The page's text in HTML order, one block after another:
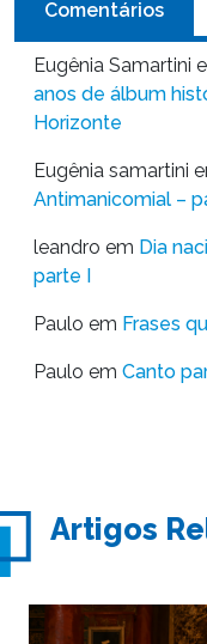
Comentários
Eugênia Samartini
anos de álbum
Horizonte
Eugênia samartini
Antimanicomial –
leandro em Dia
parte I
Paulo em Frases
Paulo em Canto
Artigos